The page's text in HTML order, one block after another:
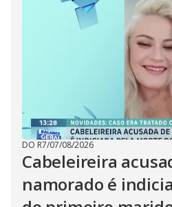
DO R7/07/08/2026
Cabeleireira
namorado é